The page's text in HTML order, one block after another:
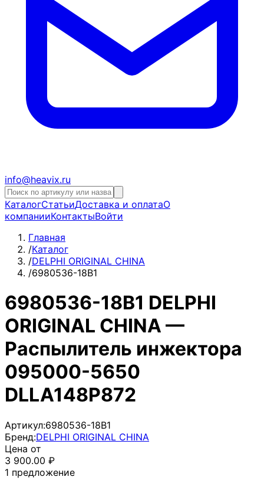
info@heavix.ru
КаталогСтатьиДоставка и оплатаО
компанииКонтактыВойти
Главная
/Каталог
/DELPHI ORIGINAL CHINA
/6980536-18B1
6980536-18B1 DELPHI
ORIGINAL CHINA —
Распылитель инжектора
095000-5650
DLLA148P872
Артикул:6980536-18B1
Бренд:DELPHI ORIGINAL CHINA
Цена от
3 900.00 ₽
1 предложение